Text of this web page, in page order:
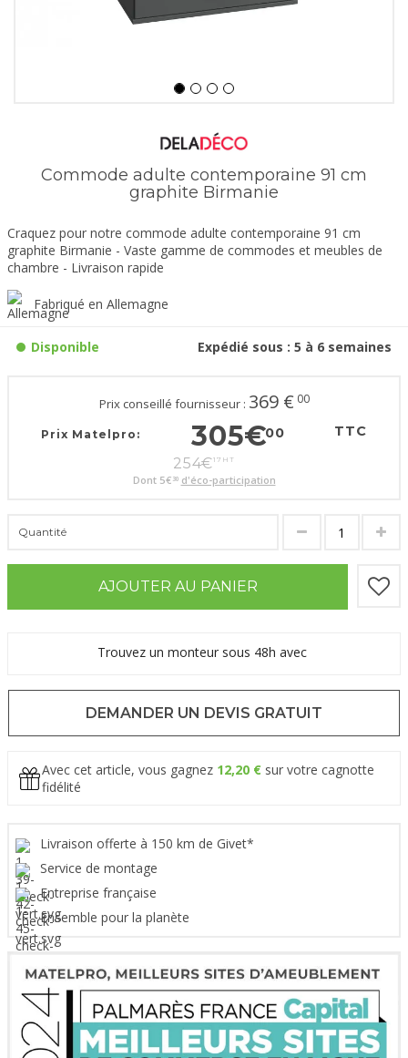
Commode adulte contemporaine 91 cm
graphite Birmanie
Craquez pour notre commode adulte contemporaine 91 cm
graphite Birmanie - Vaste gamme de commodes et meubles de
chambre - Livraison rapide
Fabriqué en Allemagne
Disponible Expédié sous : 5 à 6 semaines
Prix conseillé fournisseur : 369 € 00
Prix Matelpro: 305€00 TTC
254€17 HT
Dont 5€ 30 d'éco-participation
Quantité
AJOUTER AU PANIER
Trouvez un monteur sous 48h avec
DEMANDER UN DEVIS GRATUIT
Avec cet article, vous gagnez 12,20 € sur votre cagnotte
fidélité
Livraison offerte à 150 km de Givet*
Service de montage
Entreprise française
Ensemble pour la planète